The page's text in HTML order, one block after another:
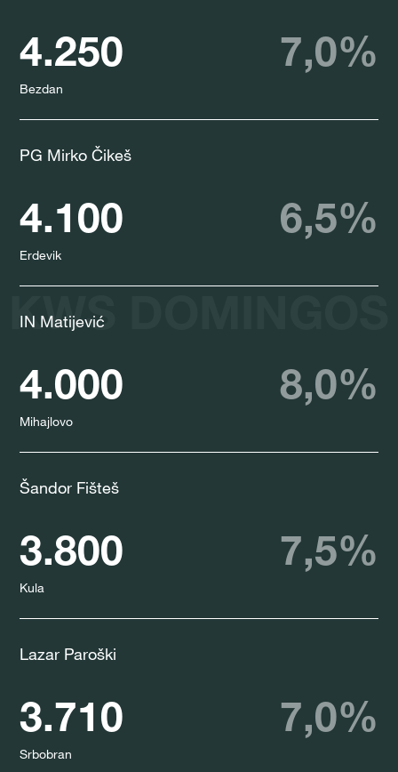
KWS DOMINGOS
4.250
Bezdan
7,0%
PG Mirko Čikeš
4.100
Erdevik
6,5%
IN Matijević
4.000
Mihajlovo
8,0%
Šandor Fišteš
3.800
Kula
7,5%
Lazar Paroški
3.710
Srbobran
7,0%